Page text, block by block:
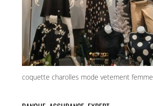
coquette charolles mode vetement femme